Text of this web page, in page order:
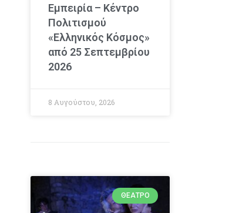
Εμπειρία – Κέντρο
Πολιτισμού
«Ελληνικός Κόσμος»
από 25 Σεπτεμβρίου
2026
8 Αυγούστου, 2026
ΘΈΑΤΡΟ